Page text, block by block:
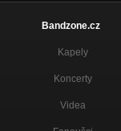
Bandzone.cz
Kapely
Koncerty
Videa